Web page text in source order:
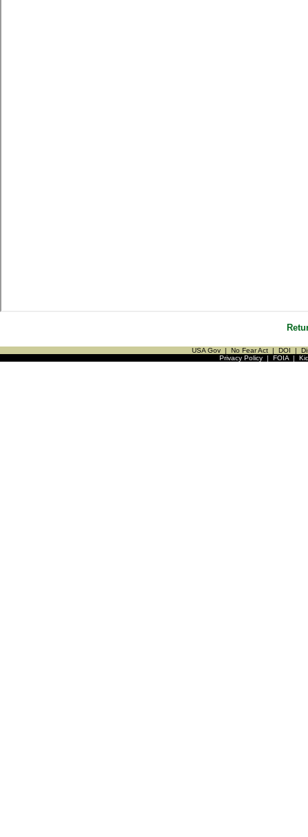
USA Gov | No Fear Act | DOI |
Privacy Policy| FOIA|